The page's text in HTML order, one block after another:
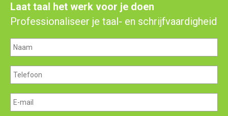
Laat taal het werk voor je doen
Professionaliseer je taal- en schrijfvaardigheid